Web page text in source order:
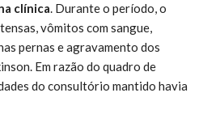
clínica. Durante o período, o
vômitos com sangue,
pernas e agravamento dos
Em razão do quadro de
do consultório mantido havia